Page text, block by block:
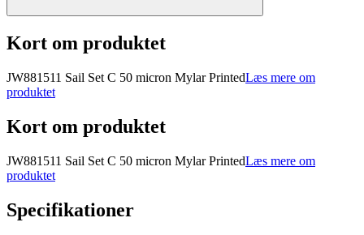
Kort om produktet
JW881511 Sail Set C 50 micron Mylar PrintedLæs mere om
produktet
Kort om produktet
JW881511 Sail Set C 50 micron Mylar PrintedLæs mere om
produktet
Specifikationer